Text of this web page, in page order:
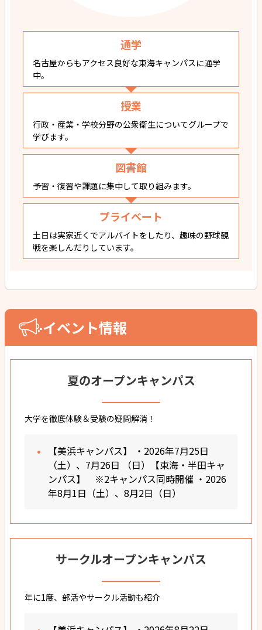
通学
名古屋からもアクセス良好な東海キャンパスに通学
中。
授業
行政・産業・学校分野の公衆衛生についてグループで
学びます。
図書館
予習・復習や課題に集中して取り組みます。
プライベート
土日は実家近くでアルバイトをしたり、趣味の野球観
戦を楽しんだりしています。
イベント情報
夏のオープンキャンパス
大学を徹底体験＆受験の疑問解消！
【美浜キャンパス】 ・2026年7月25日
（土）、7月26日 （日）【東海・半田キャ
ンパス】 ※2キャンパス同時開催 ・2026
年8月1日（土）、8月2日（日）
サークルオープンキャンパス
年に1度、部活やサークル活動も紹介